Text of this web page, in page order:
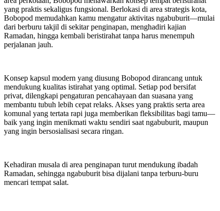
yang praktis sekaligus fungsional. Berlokasi di area strategis kota,
Bobopod memudahkan kamu mengatur aktivitas ngabuburit—mulai
dari berburu takjil di sekitar penginapan, menghadiri kajian
Ramadan, hingga kembali beristirahat tanpa harus menempuh
perjalanan jauh.
Konsep kapsul modern yang diusung Bobopod dirancang untuk
mendukung kualitas istirahat yang optimal. Setiap pod bersifat
privat, dilengkapi pengaturan pencahayaan dan suasana yang
membantu tubuh lebih cepat relaks. Akses yang praktis serta area
komunal yang tertata rapi juga memberikan fleksibilitas bagi tamu—
baik yang ingin menikmati waktu sendiri saat ngabuburit, maupun
yang ingin bersosialisasi secara ringan.
Kehadiran musala di area penginapan turut mendukung ibadah
Ramadan, sehingga ngabuburit bisa dijalani tanpa terburu-buru
mencari tempat salat.